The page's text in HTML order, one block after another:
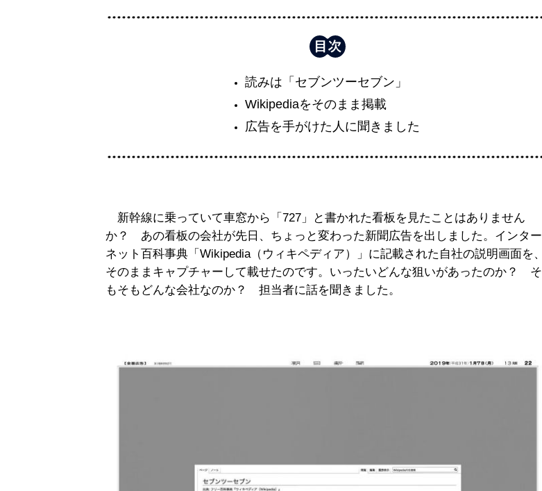
読みは「セブンツーセブン」
Wikipediaをそのまま掲載
広告を手がけた人に聞きました
新幹線に乗っていて車窓から「727」と書かれた看板を見たことはありません
か？ あの看板の会社が先日、ちょっと変わった新聞広告を出しました。インター
ネット百科事典「Wikipedia（ウィキペディア）」に記載された自社の説明画面を、
そのままキャプチャーして載せたのです。いったいどんな狙いがあったのか？ そ
もそもどんな会社なのか？ 担当者に話を聞きました。